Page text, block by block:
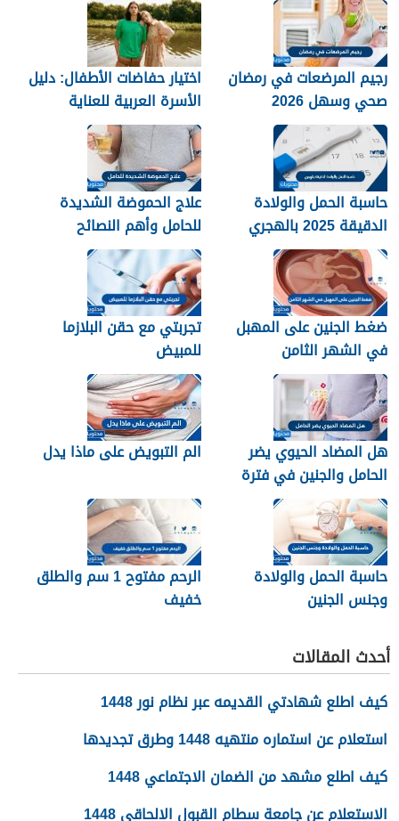
رجيم المرضعات في رمضان
صحي وسهل 2026
اختيار حفاضات الأطفال: دليل
الأسرة العربية للعناية
والراحة
حاسبة الحمل والولادة
الدقيقة 2025 بالهجري
علاج الحموضة الشديدة
للحامل وأهم النصائح
للسيطرة على حموضة
المعدة
ضغط الجنين على المهبل
في الشهر الثامن
تجربتي مع حقن البلازما
للمبيض
هل المضاد الحيوي يضر
الحامل والجنين في فترة
الحمل
الم التبويض على ماذا يدل
حاسبة الحمل والولادة
وجنس الجنين
الرحم مفتوح 1 سم والطلق
خفيف
أحدث المقالات
كيف اطلع شهادتي القديمه عبر نظام نور 1448
استعلام عن استماره منتهيه 1448 وطرق تجديدها
كيف اطلع مشهد من الضمان الاجتماعي 1448
الاستعلام عن جامعة سطام القبول الالحاقي 1448